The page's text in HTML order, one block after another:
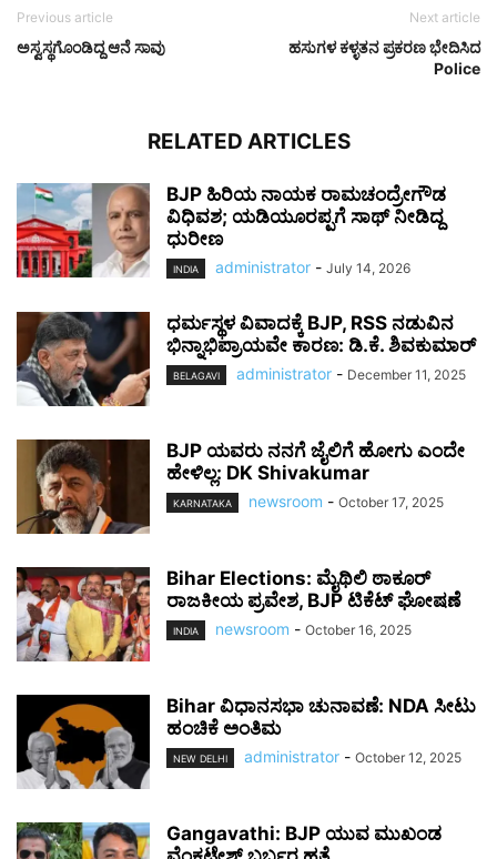
Previous article
ಅಸ್ವಸ್ಥಗೊಂಡಿದ್ದ ಆನೆ ಸಾವು
Next article
ಹಸುಗಳ ಕಳ್ಳತನ ಪ್ರಕರಣ ಭೇದಿಸಿದ
Police
RELATED ARTICLES
BJP ಹಿರಿಯ ನಾಯಕ ರಾಮಚಂದ್ರೇಗೌಡ
ವಿಧಿವಶ; ಯಡಿಯೂರಪ್ಪಗೆ ಸಾಥ್ ನೀಡಿದ್ದ
ಧುರೀಣ
INDIA administrator - July 14, 2026
ಧರ್ಮಸ್ಥಳ ವಿವಾದಕ್ಕೆ BJP, RSS ನಡುವಿನ
ಭಿನ್ನಾಭಿಪ್ರಾಯವೇ ಕಾರಣ: ಡಿ.ಕೆ. ಶಿವಕುಮಾರ್
BELAGAVI administrator - December 11, 2025
BJP ಯವರು ನನಗೆ ಜೈಲಿಗೆ ಹೋಗು ಎಂದೇ
ಹೇಳಿಲ್ಲ: DK Shivakumar
KARNATAKA newsroom - October 17, 2025
Bihar Elections: ಮೈಥಿಲಿ ಠಾಕೂರ್
ರಾಜಕೀಯ ಪ್ರವೇಶ, BJP ಟಿಕೆಟ್ ಘೋಷಣೆ
INDIA newsroom - October 16, 2025
Bihar ವಿಧಾನಸಭಾ ಚುನಾವಣೆ: NDA ಸೀಟು
ಹಂಚಿಕೆ ಅಂತಿಮ
NEW DELHI administrator - October 12, 2025
Gangavathi: BJP ಯುವ ಮುಖಂಡ